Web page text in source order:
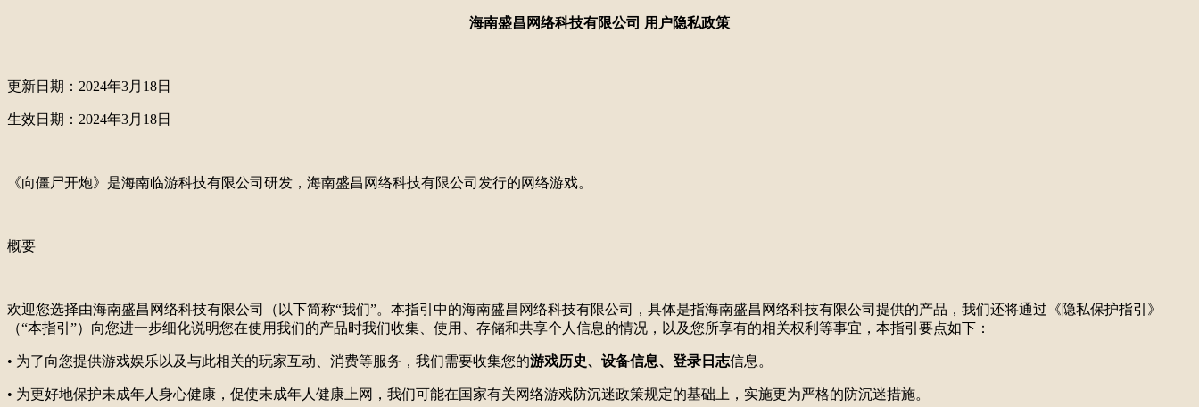
海南盛昌网络科技有限公司 用户隐私政策
更新日期： 2024年3月 18日
生效日期： 2024年3月 18日
《向僵尸开炮》是海南临游科技有限公司研发， 海南盛昌网络科技有限公司 发行的网络游戏。
概要
欢迎您选择由海南盛昌网络科技有限公司 （以下简称“我们”。本指引中的海南盛昌网络科技有限公司 ，具体是指海南盛昌网络科技有限公司 提供的产品，我们还将通过《隐私保护指引》
（“本指引”）向您进一步细化说明您在使用我们的产品时我们收集、使用、存储和共享个人信息的情况，以及您所享有的相关权利等事宜，本指引要点如下：
• 为了向您提供游戏娱乐以及与此相关的玩家互动、消费等服务，我们需要收集您的游戏历史、设备信息、登录日志信息。
• 为更好地保护未成年人身心健康，促使未成年人健康上网，我们可能在国家有关网络游戏防沉迷政策规定的基础上，实施更为严格的防沉迷措施。